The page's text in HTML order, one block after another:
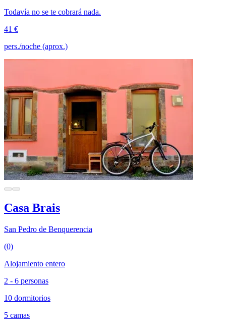
Todavía no se te cobrará nada.
41 €
pers./noche (aprox.)
Casa Brais
San Pedro de Benquerencia
(0)
Alojamiento entero
2 - 6 personas
10 dormitorios
5 camas